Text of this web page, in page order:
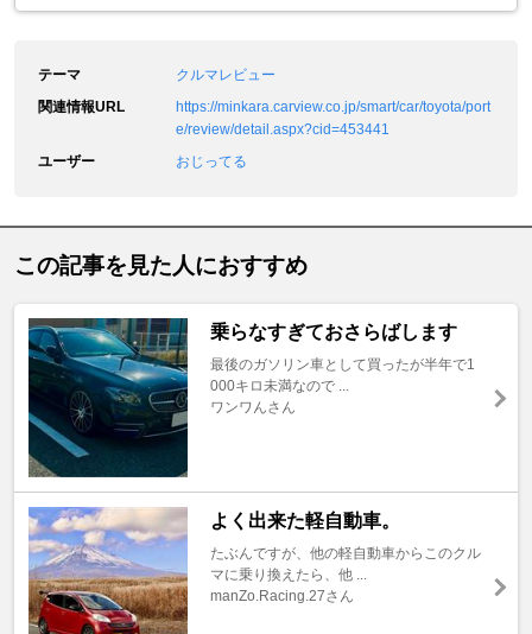
テーマ
クルマレビュー
関連情報URL
https://minkara.carview.co.jp/smart/car/toyota/port
e/review/detail.aspx?cid=453441
ユーザー
おじってる
この記事を見た人におすすめ
乗らなすぎておさらばします
最後のガソリン車として買ったが半年で1
000キロ未満なので ...
ワンワんさん
よく出来た軽自動車。
たぶんですが、他の軽自動車からこのクル
マに乗り換えたら、他 ...
manZo.Racing.27さん